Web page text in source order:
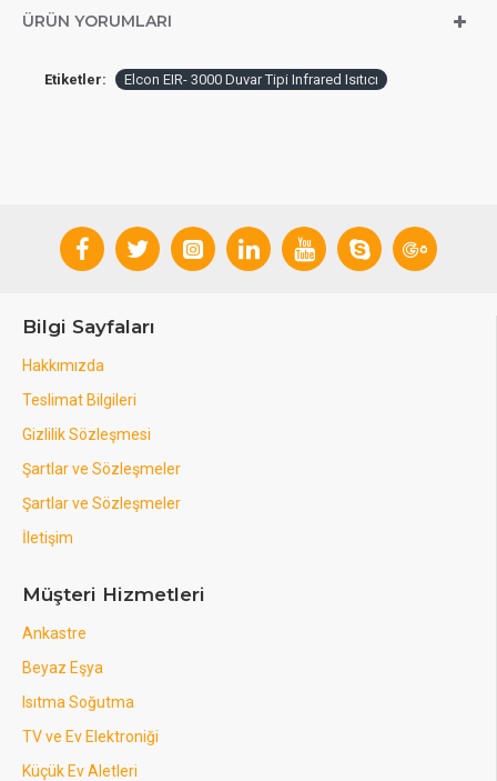
ÜRÜN YORUMLARI
Etiketler: Elcon EIR- 3000 Duvar Tipi Infrared Isıtıcı
Bilgi Sayfaları
Hakkımızda
Teslimat Bilgileri
Gizlilik Sözleşmesi
Şartlar ve Sözleşmeler
Şartlar ve Sözleşmeler
İletişim
Müşteri Hizmetleri
Ankastre
Beyaz Eşya
Isıtma Soğutma
TV ve Ev Elektroniği
Küçük Ev Aletleri